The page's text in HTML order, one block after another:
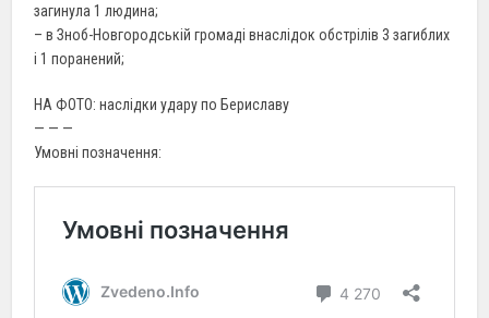
загинула 1 людина;
– в Зноб-Новгородській громаді внаслідок обстрілів 3 загиблих
і 1 поранений;
НА ФОТО: наслідки удару по Бериславу
— — —
Умовні позначення: